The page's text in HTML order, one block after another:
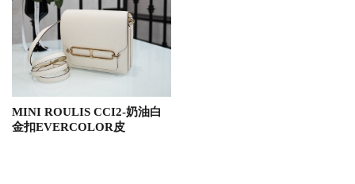
MINI ROULIS CCI2-奶油白
金扣EVERCOLOR皮